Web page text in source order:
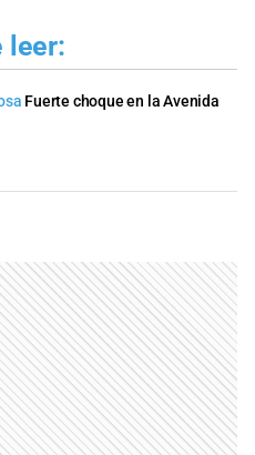
leer:
Fuerte choque en la Avenida